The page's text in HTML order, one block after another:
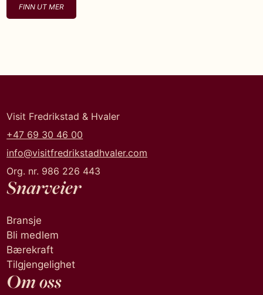
FINN UT MER
Visit Fredrikstad & Hvaler
+47 69 30 46 00
info@visitfredrikstadhvaler.com
Org. nr. 986 226 443
Snarveier
Bransje
Bli medlem
Bærekraft
Tilgjengelighet
Om oss